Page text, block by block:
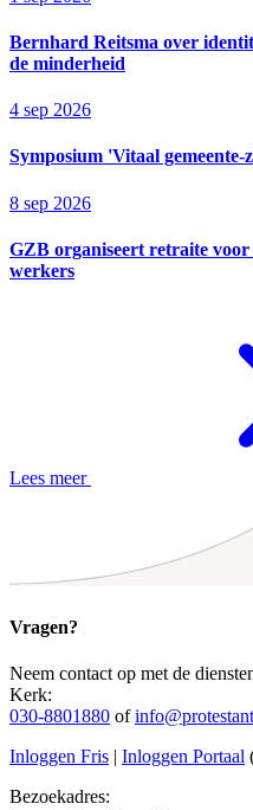
Bernhard Reitsma over
de minderheid
4 sep 2026
Symposium 'Vitaal gemeente-
8 sep 2026
GZB organiseert retraite
werkers
Lees meer
Vragen?
Neem contact op met de
Kerk:
030-8801880 of
Inloggen Fris | Inloggen Portaal
Bezoekadres: